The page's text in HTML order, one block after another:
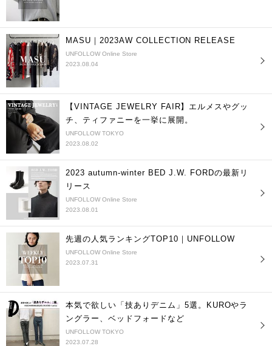
MASU｜2023AW COLLECTION RELEASE
UNFOLLOW Online Store
2023.08.04
【VINTAGE JEWELRY FAIR】エルメスやグッ
チ、ティファニーを一挙に展開。
UNFOLLOW TOKYO
2023.08.02
2023 autumn-winter BED J.W. FORDの最新リ
リース
UNFOLLOW Online Store
2023.08.01
先週の人気ランキングTOP10｜UNFOLLOW
UNFOLLOW Online Store
2023.07.31
本気で欲しい「技ありデニム」5選。KUROやラ
ングラー、ベッドフォードなど
UNFOLLOW TOKYO
2023.07.28